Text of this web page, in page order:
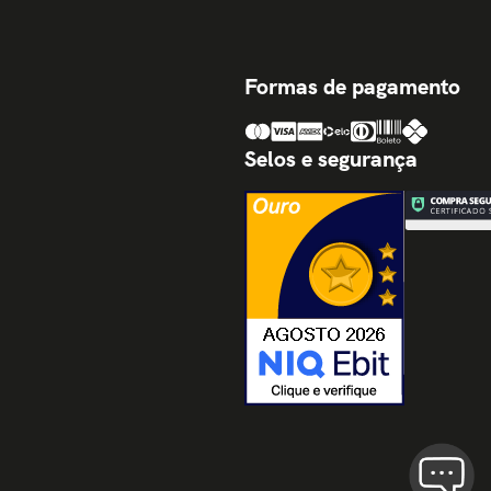
Formas de pagamento
Selos e segurança